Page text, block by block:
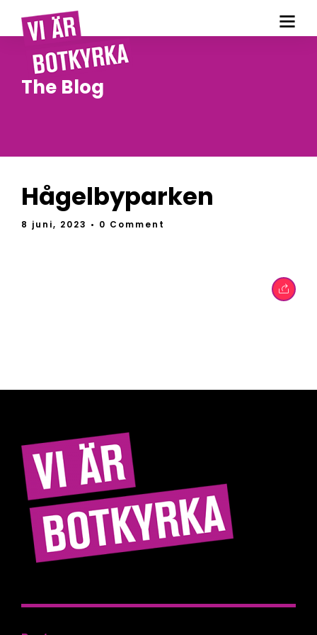
The Blog
Hågelbyparken
8 juni, 2023 • 0 Comment